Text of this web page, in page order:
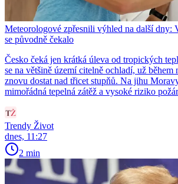
Meteorologové zpřesnili výhled na další dny:
se původně čekalo
Česko čeká jen krátká úleva od tropických
se na většině území citelně ochladí, už během
znovu dostat nad třicet stupňů. Na jihu
mimořádná tepelná zátěž a vysoké riziko
Trendy Život
dnes, 11:27
2 min